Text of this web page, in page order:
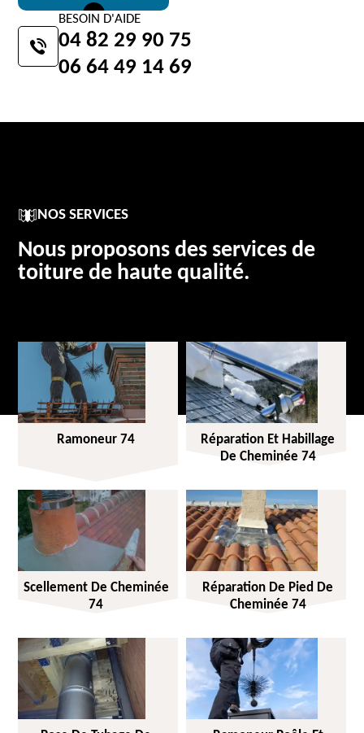
BESOIN D'AIDE
04 82 29 90 75
06 64 49 14 69
NOS SERVICES
Nous proposons des services de
toiture de haute qualité.
Ramoneur 74
Réparation Et Habillage
De Cheminée 74
Scellement De Cheminée
74
Réparation De Pied De
Cheminée 74